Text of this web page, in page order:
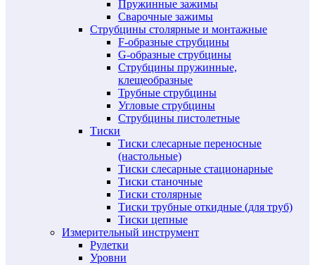
Пружинные зажимы
Сварочные зажимы
Струбцины столярные и монтажные
F-образные струбцины
G-образные струбцины
Струбцины пружинные,
клещеобразные
Трубные струбцины
Угловые струбцины
Струбцины пистолетные
Тиски
Тиски слесарные переносные
(настольные)
Тиски слесарные стационарные
Тиски станочные
Тиски столярные
Тиски трубные откидные (для труб)
Тиски цепные
Измерительный инструмент
Рулетки
Уровни